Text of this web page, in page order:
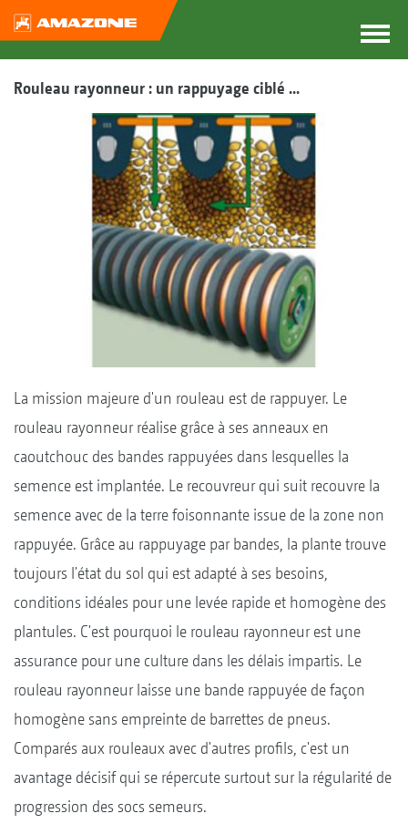
Rouleau rayonneur : un rappuyage ciblé ...
La mission majeure d'un rouleau est de rappuyer. Le
rouleau rayonneur réalise grâce à ses anneaux en
caoutchouc des bandes rappuyées dans lesquelles la
semence est implantée. Le recouvreur qui suit recouvre la
semence avec de la terre foisonnante issue de la zone non
rappuyée. Grâce au rappuyage par bandes, la plante trouve
toujours l'état du sol qui est adapté à ses besoins,
conditions idéales pour une levée rapide et homogène des
plantules. C'est pourquoi le rouleau rayonneur est une
assurance pour une culture dans les délais impartis. Le
rouleau rayonneur laisse une bande rappuyée de façon
homogène sans empreinte de barrettes de pneus.
Comparés aux rouleaux avec d'autres profils, c'est un
avantage décisif qui se répercute surtout sur la régularité de
progression des socs semeurs.